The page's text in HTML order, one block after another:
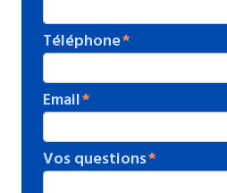
Téléphone
Email
Vos questions